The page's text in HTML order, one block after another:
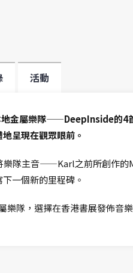
活動
地金屬樂隊——DeepInside的
呈現在觀眾眼前。
隊主音——Karl之前所創作的
一個新的里程碑。
隊，選擇在香港書展發佈音